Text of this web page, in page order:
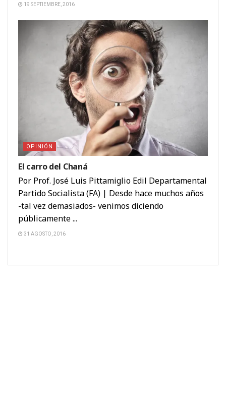
19 SEPTIEMBRE, 2016
OPINIÓN
El carro del Chaná
Por Prof. José Luis Pittamiglio Edil Departamental
Partido Socialista (FA) | Desde hace muchos años
-tal vez demasiados- venimos diciendo
públicamente ...
31 AGOSTO, 2016